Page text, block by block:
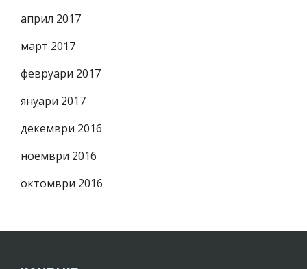
април 2017
март 2017
февруари 2017
януари 2017
декември 2016
ноември 2016
октомври 2016